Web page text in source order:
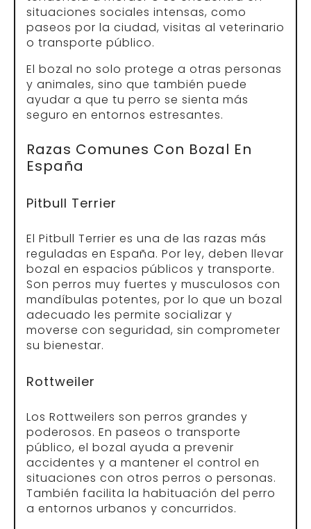
situaciones sociales intensas, como
paseos por la ciudad, visitas al veterinario
o transporte público.
El bozal no solo protege a otras personas
y animales, sino que también puede
ayudar a que tu perro se sienta más
seguro en entornos estresantes.
Razas Comunes Con Bozal En
España
Pitbull Terrier
El Pitbull Terrier es una de las razas más
reguladas en España. Por ley, deben llevar
bozal en espacios públicos y transporte.
Son perros muy fuertes y musculosos con
mandíbulas potentes, por lo que un bozal
adecuado les permite socializar y
moverse con seguridad, sin comprometer
su bienestar.
Rottweiler
Los Rottweilers son perros grandes y
poderosos. En paseos o transporte
público, el bozal ayuda a prevenir
accidentes y a mantener el control en
situaciones con otros perros o personas.
También facilita la habituación del perro
a entornos urbanos y concurridos.